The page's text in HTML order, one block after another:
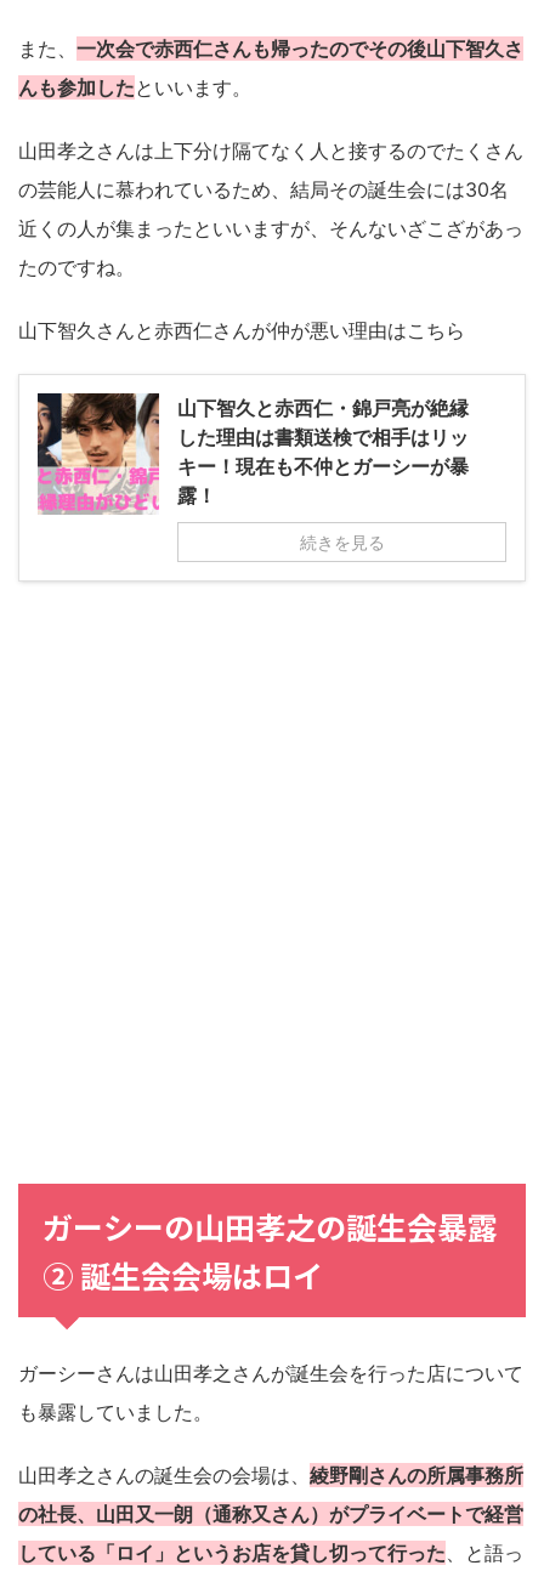
また、 一次会で赤西仁さんも帰ったのでその後山下智久さ
んも参加したといいます。
山田孝之さんは上下分け隔てなく人と接するのでたくさん
の芸能人に慕われているため、結局その誕生会には30名
近くの人が集まったといいますが、そんないざこざがあっ
たのですね。
山下智久さんと赤西仁さんが仲が悪い理由はこちら
山下智久と赤西仁・錦戸亮が絶縁
した理由は書類送検で相手はリッ
キー！現在も不仲とガーシーが暴
露！
続きを見る
ガーシーの山田孝之の誕生会暴露
② 誕生会会場はロイ
ガーシーさんは山田孝之さんが誕生会を行った店について
も暴露していました。
山田孝之さんの誕生会の会場は、 綾野剛さんの所属事務所
の社長、山田又一朗（通称又さん）がプライベートで経営
している「ロイ」というお店を貸し切って行った、と語っ